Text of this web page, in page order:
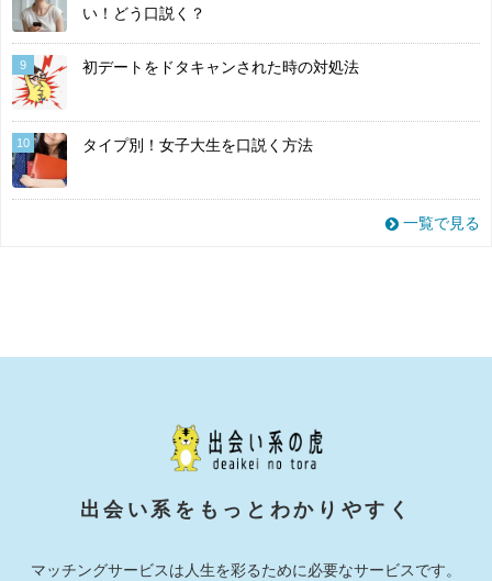
い！どう口説く？
9 初デートをドタキャンされた時の対処法
10 タイプ別！女子大生を口説く方法
一覧で見る
出会い系をもっとわかりやすく
マッチングサービスは人生を彩るために必要なサービスです。